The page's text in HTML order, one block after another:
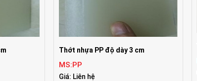
Thớt nhựa PP độ dày 3 cm
MS:PP
Giá: Liên hệ